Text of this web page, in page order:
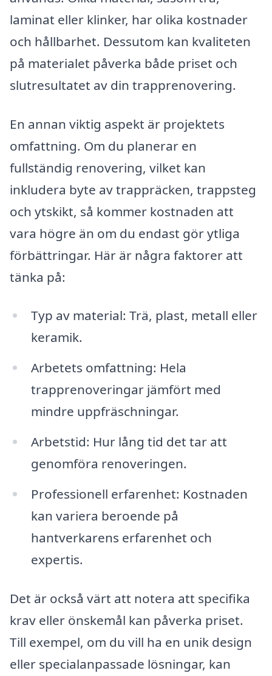
laminat eller klinker, har olika kostnader
och hållbarhet. Dessutom kan kvaliteten
på materialet påverka både priset och
slutresultatet av din trapprenovering.
En annan viktig aspekt är projektets
omfattning. Om du planerar en
fullständig renovering, vilket kan
inkludera byte av trappräcken, trappsteg
och ytskikt, så kommer kostnaden att
vara högre än om du endast gör ytliga
förbättringar. Här är några faktorer att
tänka på:
Typ av material: Trä, plast, metall eller
keramik.
Arbetets omfattning: Hela
trapprenoveringar jämfört med
mindre uppfräschningar.
Arbetstid: Hur lång tid det tar att
genomföra renoveringen.
Professionell erfarenhet: Kostnaden
kan variera beroende på
hantverkarens erfarenhet och
expertis.
Det är också värt att notera att specifika
krav eller önskemål kan påverka priset.
Till exempel, om du vill ha en unik design
eller specialanpassade lösningar, kan